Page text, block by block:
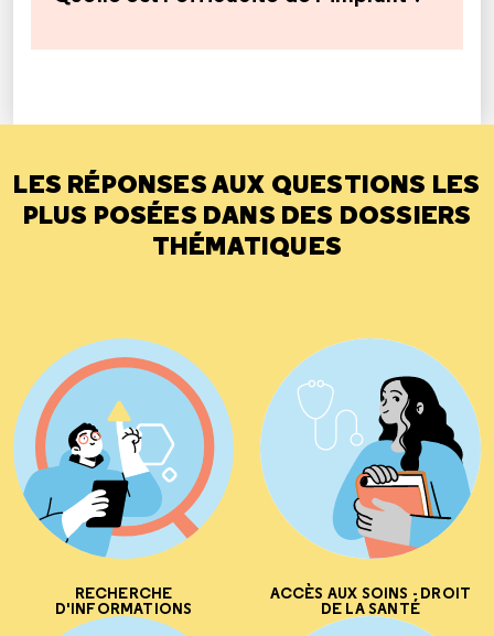
LES RÉPONSES AUX QUESTIONS LES
PLUS POSÉES DANS DES DOSSIERS
THÉMATIQUES
RECHERCHE
D'INFORMATIONS
ACCÈS AUX SOINS - DROIT
DE LA SANTÉ